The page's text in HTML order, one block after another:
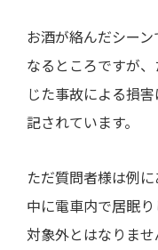
お酒が絡んだシー
なるところですが
じた事故による損
記されています。
ただ質問者様は例
中に電車内で居眠
対象外とはなりませ